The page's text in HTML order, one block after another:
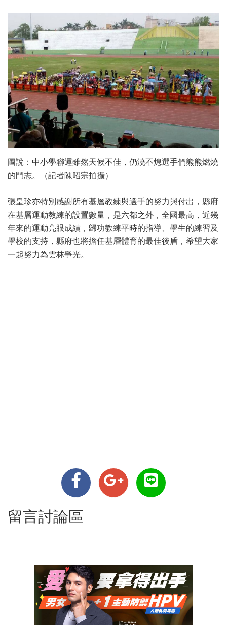
圖說：中小學聯運雖然天候不佳，仍澆不熄選手們熊熊燃燒
的鬥志。（記者陳昭宗拍攝）
張皇珍亦特別感謝所有基層教練與選手的努力與付出，縣府
在基層運動教練的設置數量，是六都之外，全國最高，近幾
年來的運動亮眼成績，歸功教練平時的指導、學生的練習及
學校的支持，縣府也將擔任基層體育的最佳後盾，希望大家
一起努力為雲林爭光。
留言討論區